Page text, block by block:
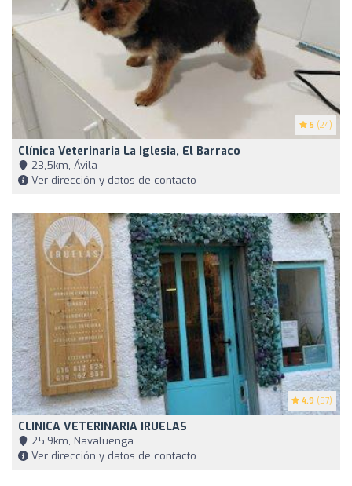
5 (24)
Clínica Veterinaria La Iglesia, El Barraco
23,5km, Ávila
Ver dirección y datos de contacto
4.9 (57)
CLINICA VETERINARIA IRUELAS
25,9km, Navaluenga
Ver dirección y datos de contacto